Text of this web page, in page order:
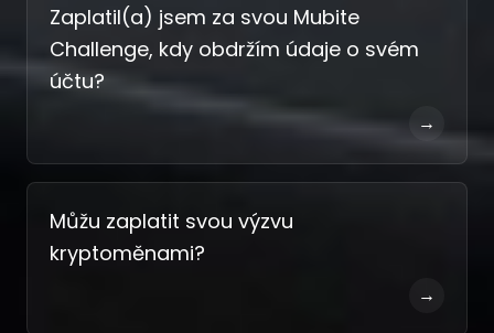
Zaplatil(a) jsem za svou Mubite
Challenge, kdy obdržím údaje o svém
účtu?
→
Můžu zaplatit svou výzvu
kryptoměnami?
→